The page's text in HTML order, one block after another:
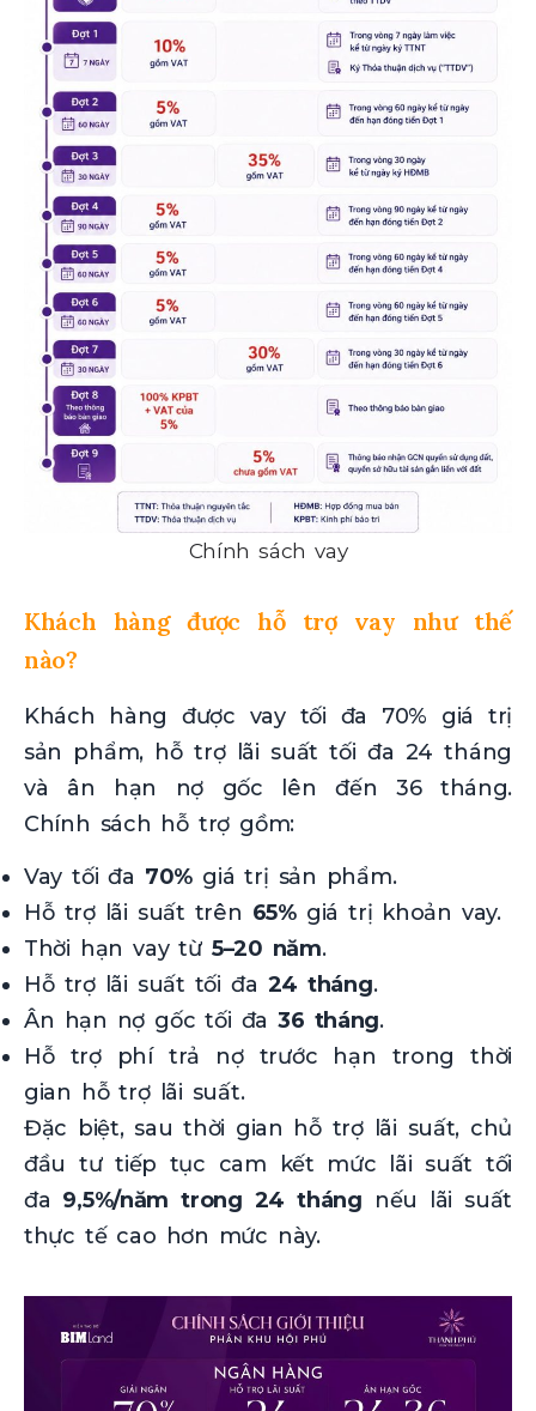
Chính sách vay
Khách hàng được hỗ trợ vay như thế
nào?
Khách hàng được vay tối đa 70% giá trị
sản phẩm, hỗ trợ lãi suất tối đa 24 tháng
và ân hạn nợ gốc lên đến 36 tháng.
Chính sách hỗ trợ gồm:
Vay tối đa 70% giá trị sản phẩm.
Hỗ trợ lãi suất trên 65%giá trị khoản vay.
Thời hạn vay từ 5–20 năm.
Hỗ trợ lãi suất tối đa 24 tháng.
Ân hạn nợ gốc tối đa36 tháng.
Hỗ trợ phí trả nợ trước hạn trong thời
gian hỗ trợ lãi suất.
Đặc biệt, sau thời gian hỗ trợ lãi suất, chủ
đầu tư tiếp tục cam kết mức lãi suất tối
đa 9,5%/năm trong 24 tháng nếu lãi suất
thực tế cao hơn mức này.